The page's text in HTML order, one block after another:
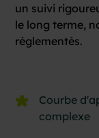
un suivi
le long terme,
réglementés.
Courbe
complexe